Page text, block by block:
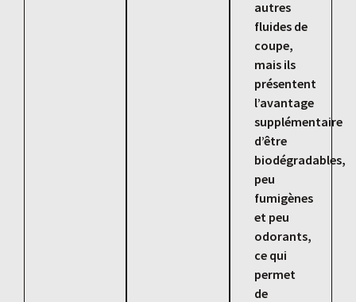
autres
fluides de
coupe,
mais ils
présentent
l’avantage
supplémentaire
d’être
biodégradables,
peu
fumigènes
et peu
odorants,
ce qui
permet
de